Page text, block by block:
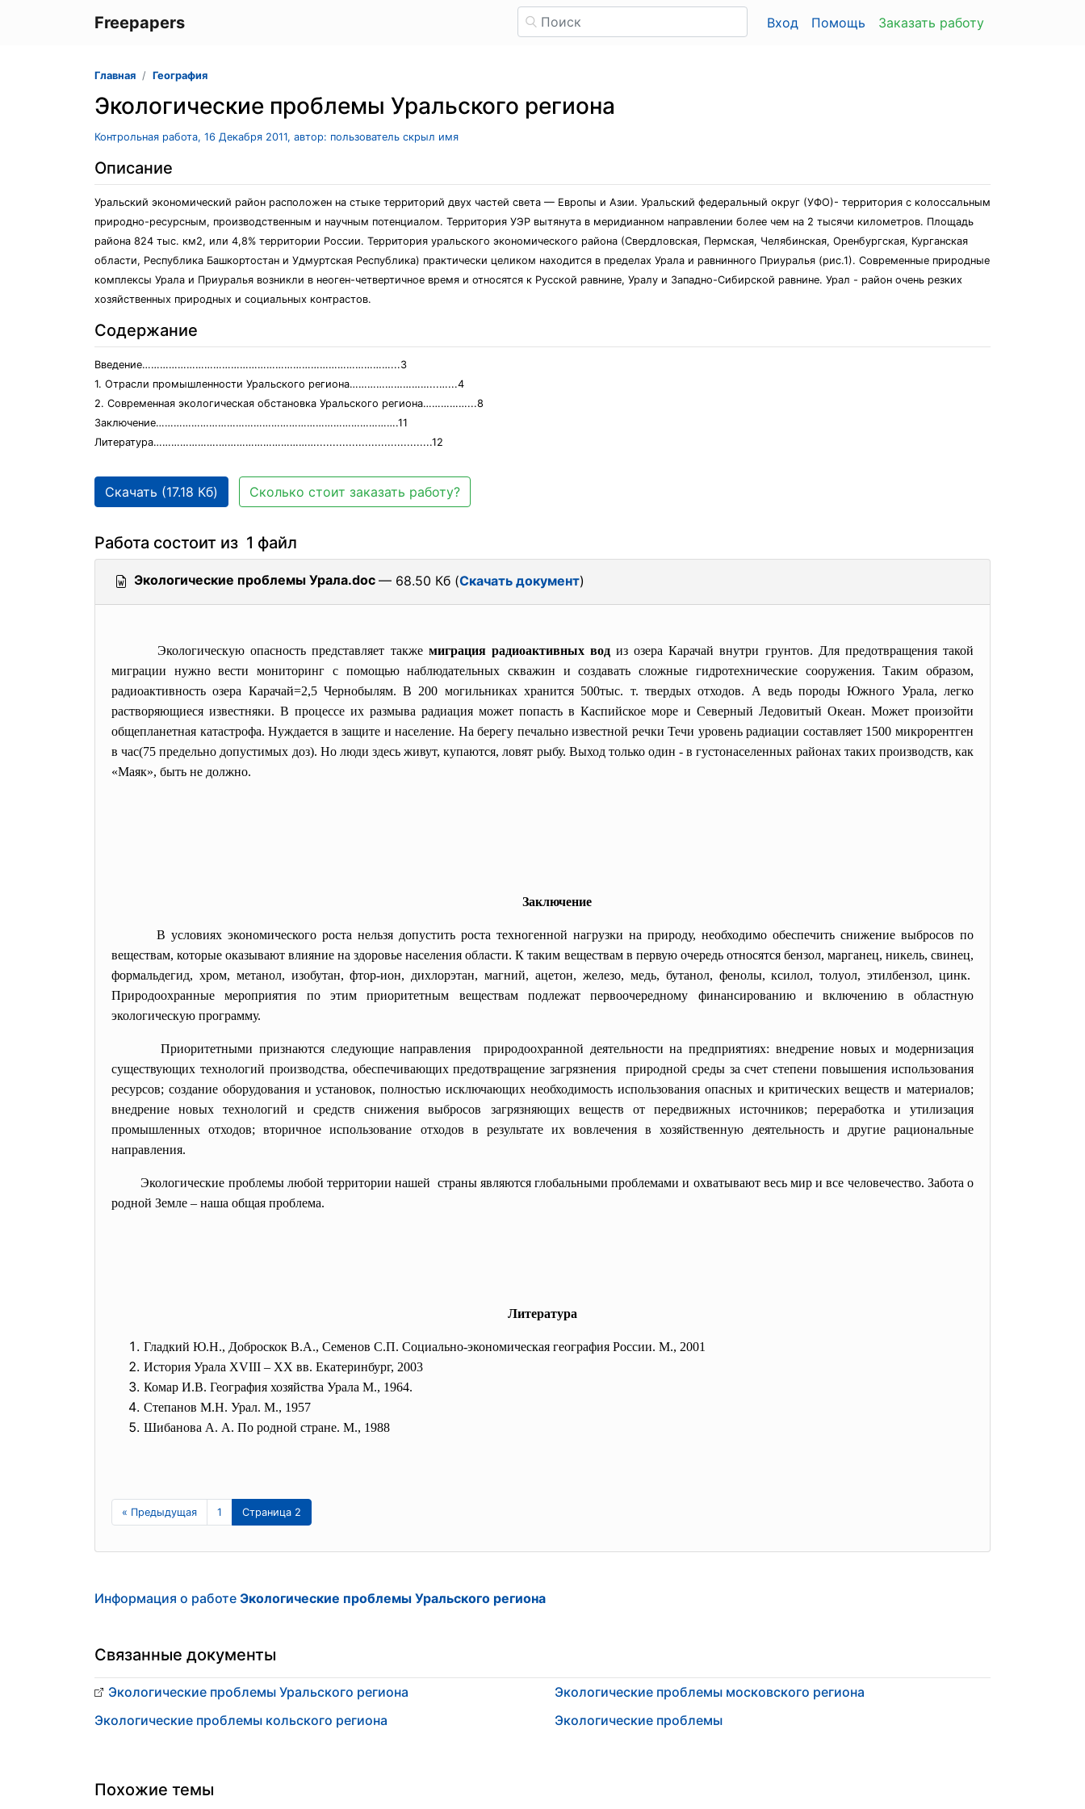
Freepapers Вход Помощь Заказать работу
Главная География
Экологические проблемы Уральского региона
Контрольная работа, 16 Декабря 2011, автор: пользователь скрыл имя
Описание
Уральский экономический район расположен на стыке территорий двух частей света — Европы и Азии. Уральский федеральный округ (УФО)- территория с колоссальным
природно-ресурсным, производственным и научным потенциалом. Территория УЭР вытянута в меридианном направлении более чем на 2 тысячи километров. Площадь
района 824 тыс. км2, или 4,8% территории России. Территория уральского экономического района (Свердловская, Пермская, Челябинская, Оренбургская, Курганская
области, Республика Башкортостан и Удмуртская Республика) практически целиком находится в пределах Урала и равнинного Приуралья (рис.1). Современные природные
комплексы Урала и Приуралья возникли в неоген-четвертичное время и относятся к Русской равнине, Уралу и Западно-Сибирской равнине. Урал - район очень резких
хозяйственных природных и социальных контрастов.
Содержание
Введение…………………………………………………………………………...3
1. Отрасли промышленности Уральского региона………………………...…...4
2. Современная экологическая обстановка Уральского региона……………...8
Заключение……………………………………………………………………….11
Литература………………….……………………………....................................12
Скачать (17.18 Кб) Сколько стоит заказать работу?
Работа состоит из 1 файл
Экологические проблемы Урала.doc — 68.50 Кб (Скачать документ)
Экологическую опасность представляет также миграция радиоактивных водиз озера Карачай внутри грунтов. Для предотвращения такой
миграции нужно вести мониторинг с помощью наблюдательных скважин и создавать сложные гидротехнические сооружения. Таким образом,
радиоактивность озера Карачай=2,5 Чернобылям. В 200 могильниках хранится 500тыс. т. твердых отходов. А ведь породы Южного Урала, легко
растворяющиеся известняки. В процессе их размыва радиация может попасть в Каспийское море и Северный Ледовитый Океан. Может произойти
общепланетная катастрофа. Нуждается в защите и население. На берегу печально известной речки Течи уровень радиации составляет 1500 микрорентген
в час(75 предельно допустимых доз). Но люди здесь живут, купаются, ловят рыбу. Выход только один - в густонаселенных районах таких производств, как
«Маяк», быть не должно.
Заключение
В условиях экономического роста нельзя допустить роста техногенной нагрузки на природу, необходимо обеспечить снижение выбросов по
веществам, которые оказывают влияние на здоровье населения области. К таким веществам в первую очередь относятся бензол, марганец, никель, свинец,
формальдегид, хром, метанол, изобутан, фтор-ион, дихлорэтан, магний, ацетон, железо, медь, бутанол, фенолы, ксилол, толуол, этилбензол, цинк.
Природоохранные мероприятия по этим приоритетным веществам подлежат первоочередному финансированию и включению в областную
экологическую программу.
Приоритетными признаются следующие направления природоохранной деятельности на предприятиях: внедрение новых и модернизация
существующих технологий производства, обеспечивающих предотвращение загрязнения природной среды за счет степени повышения использования
ресурсов; создание оборудования и установок, полностью исключающих необходимость использования опасных и критических веществ и материалов;
внедрение новых технологий и средств снижения выбросов загрязняющих веществ от передвижных источников; переработка и утилизация
промышленных отходов; вторичное использование отходов в результате их вовлечения в хозяйственную деятельность и другие рациональные
направления.
Экологические проблемы любой территории нашей страны являются глобальными проблемами и охватывают весь мир и все человечество. Забота о
родной Земле – наша общая проблема.
Литература
Гладкий Ю.Н., Доброскок В.А., Семенов С.П. Социально-экономическая география России. М., 2001
История Урала XVIII – XX вв. Екатеринбург, 2003
Комар И.В. География хозяйства Урала М., 1964.
Степанов М.Н. Урал. М., 1957
Шибанова А. А. По родной стране. М., 1988
« Предыдущая 1 Страница 2
Информация о работе Экологические проблемы Уральского региона
Связанные документы
Экологические проблемы Уральского региона
Экологические проблемы кольского региона
Экологические проблемы московского региона
Экологические проблемы
Похожие темы